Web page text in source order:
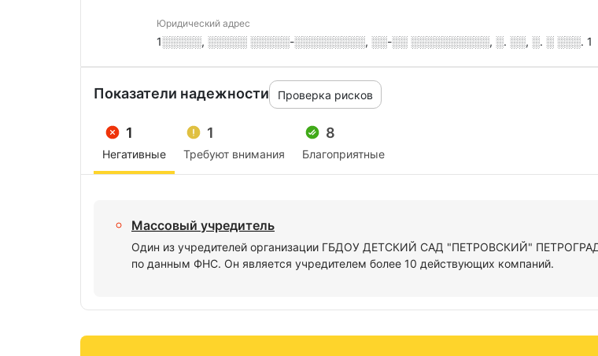
Юридический адрес
1░░░░░, ░░░░░ ░░░░░-░░░░░░░░░, ░░-░░ ░░░░░░░░░░, ░. ░░, ░. ░ ░░░. 1
Показатели надежности Проверка рисков
1
Негативные
1
Требуют внимания
8
Благоприятные
Массовый учредитель
Один из учредителей организации ГБДОУ ДЕТСКИЙ САД "ПЕТРОВСКИЙ"
по данным ФНС. Он является учредителем более 10 действующих компаний.